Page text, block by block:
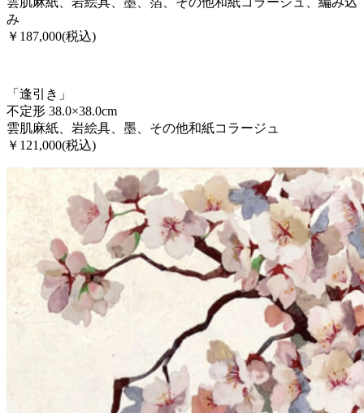
み
￥187,000(税込)
「逢引き」
不定形 38.0×38.0cm
雲肌麻紙、岩絵具、墨、その他和紙コラージュ
￥121,000(税込)